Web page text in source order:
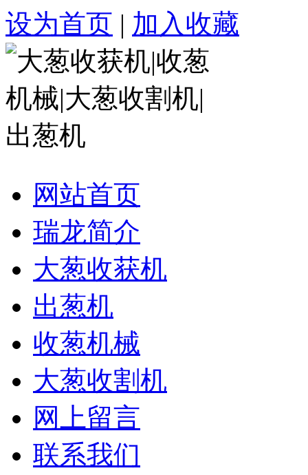
设为首页 | 加入收藏
网站首页
瑞龙简介
大葱收获机
出葱机
收葱机械
大葱收割机
网上留言
联系我们